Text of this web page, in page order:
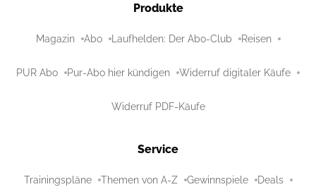
Produkte
Magazin Abo Laufhelden: Der Abo-Club Reisen
PUR Abo Pur-Abo hier kündigen Widerruf digitaler Käufe
Widerruf PDF-Käufe
Service
Trainingspläne Themen von A-Z Gewinnspiele Deals